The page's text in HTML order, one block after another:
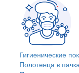
Гигиенические
Полотенца в